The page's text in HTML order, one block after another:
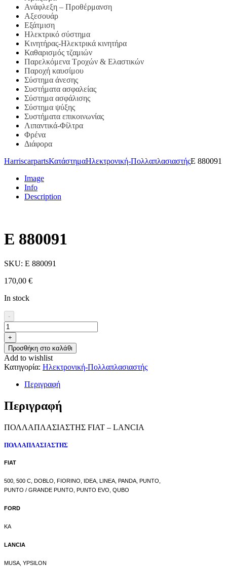
Ανάφλεξη – Προθέρμανση
Αξεσουάρ
Εξάτμιση
Ηλεκτρικό σύστημα
Κινητήρας-Ηλεκτρικά κινητήρα
Καθαρισμός τζαμιών
Παρελκόμενα Τροχών & Ελαστικών
Παροχή καυσίμου
Σύστημα άνεσης
Συστήματα ασφαλείας
Σύστημα ασφάλισης
Σύστημα ψύξης
Συστήματα επικοινωνίας
Λιπαντικά-Φίλτρα
Φρένα
Διάφορα
HarriscarpartsΚατάστημαΗλεκτρονική-ΠολλαπλασιαστήςE 880091
Image
Info
Description
E 880091
SKU: E 880091
170,00 €
In stock
-
+
Προσθήκη στο καλάθι
Add to wishlist
Κατηγορία: Ηλεκτρονική-Πολλαπλασιαστής
Περιγραφή
Περιγραφή
ΠΟΛΛΑΠΛΑΣΙΑΣΤΗΣ FIAT – LANCIA
ΠΟΛΛΑΠΛΑΣΙΑΣΤΗΣ
FIAT
500, 500 C, DOBLO, FIORINO, IDEA, LINEA, PANDA, PUNTO,
PUNTO / GRANDE PUNTO, PUNTO EVO, QUBO
FORD
KA
LANCIA
MUSA, YPSILON